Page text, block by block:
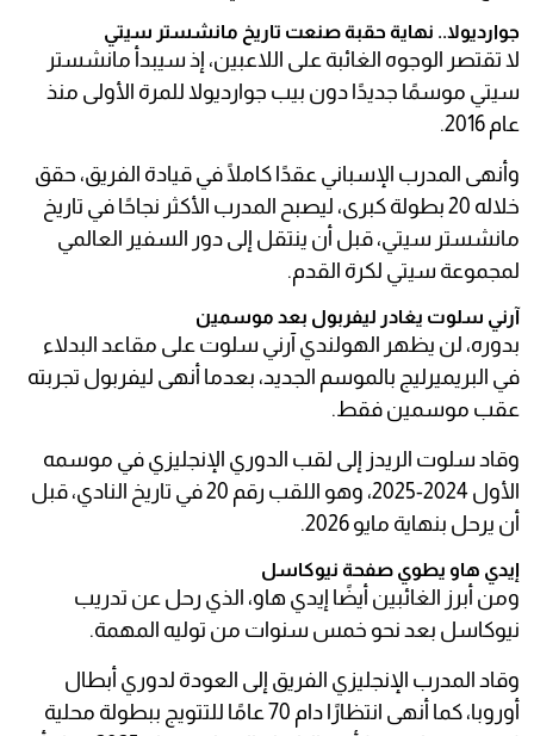
جوارديولا.. نهاية حقبة صنعت تاريخ مانشستر سيتي
لا تقتصر الوجوه الغائبة على اللاعبين، إذ سيبدأ مانشستر
سيتي موسمًا جديدًا دون بيب جوارديولا للمرة الأولى منذ
عام 2016.
وأنهى المدرب الإسباني عقدًا كاملًا في قيادة الفريق، حقق
خلاله 20 بطولة كبرى، ليصبح المدرب الأكثر نجاحًا في تاريخ
مانشستر سيتي، قبل أن ينتقل إلى دور السفير العالمي
لمجموعة سيتي لكرة القدم.
آرني سلوت يغادر ليفربول بعد موسمين
بدوره، لن يظهر الهولندي آرني سلوت على مقاعد البدلاء
في البريميرليج بالموسم الجديد، بعدما أنهى ليفربول تجربته
عقب موسمين فقط.
وقاد سلوت الريدز إلى لقب الدوري الإنجليزي في موسمه
الأول 2024-2025، وهو اللقب رقم 20 في تاريخ النادي، قبل
أن يرحل بنهاية مايو 2026.
إيدي هاو يطوي صفحة نيوكاسل
ومن أبرز الغائبين أيضًا إيدي هاو، الذي رحل عن تدريب
نيوكاسل بعد نحو خمس سنوات من توليه المهمة.
وقاد المدرب الإنجليزي الفريق إلى العودة لدوري أبطال
أوروبا، كما أنهى انتظارًا دام 70 عامًا للتتويج ببطولة محلية